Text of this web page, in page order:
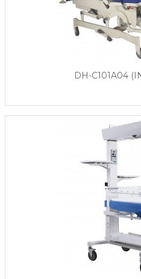
DH-C101A04